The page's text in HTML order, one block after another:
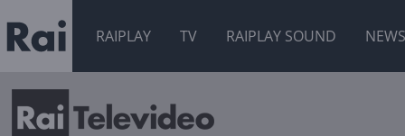
RAIPLAY TV RAIPLAY SOUND NEWS